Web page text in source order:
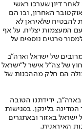
דיון שערכו ראשי
האחרון, ובו הם
להבטיח שלאיראן לא
המעצמות יצליח, על אף
פרטים נוספים על
של ישראל וארה"ב
של צה"ל אישר ל"ישראל
הם חלק מההכנות של
ידידתנו הטובה
המדינה בלינקן. בפגישות
ישראל באזור ובאתגרים
האיראנית.